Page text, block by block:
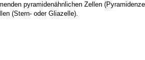
pyramidenähnlichen Zellen
(Stern- oder Gliazelle).